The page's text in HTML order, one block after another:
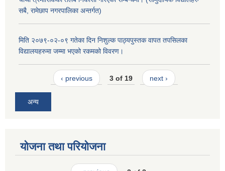
सबै, रामेछाप नगरपालिका अन्तर्गत)
मिति २०७९-०२-०९ गतेका दिन निशुल्क पाठ्यपुस्तक वापत तपसिलका
विद्यालयहरुमा जम्मा भएको रकमको विवरण।
‹ previous 3 of 19 next ›
अन्य
योजना तथा परियोजना